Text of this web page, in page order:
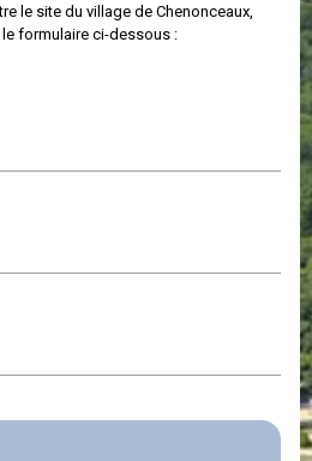
le site du village de Chenonceaux,
formulaire ci-dessous :